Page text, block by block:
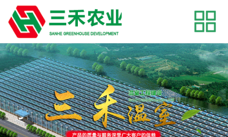
产品展示
工程案例
新闻资讯